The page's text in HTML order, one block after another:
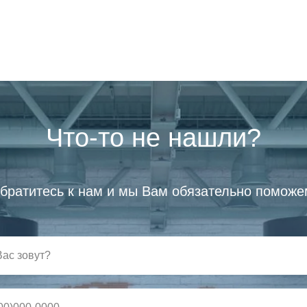
Что-то не нашли?
к нам и мы Вам обязательно